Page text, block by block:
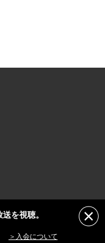
などは日本の著作権法や国
得ずに転載や再利用するこ
を視聴。
＞入会について